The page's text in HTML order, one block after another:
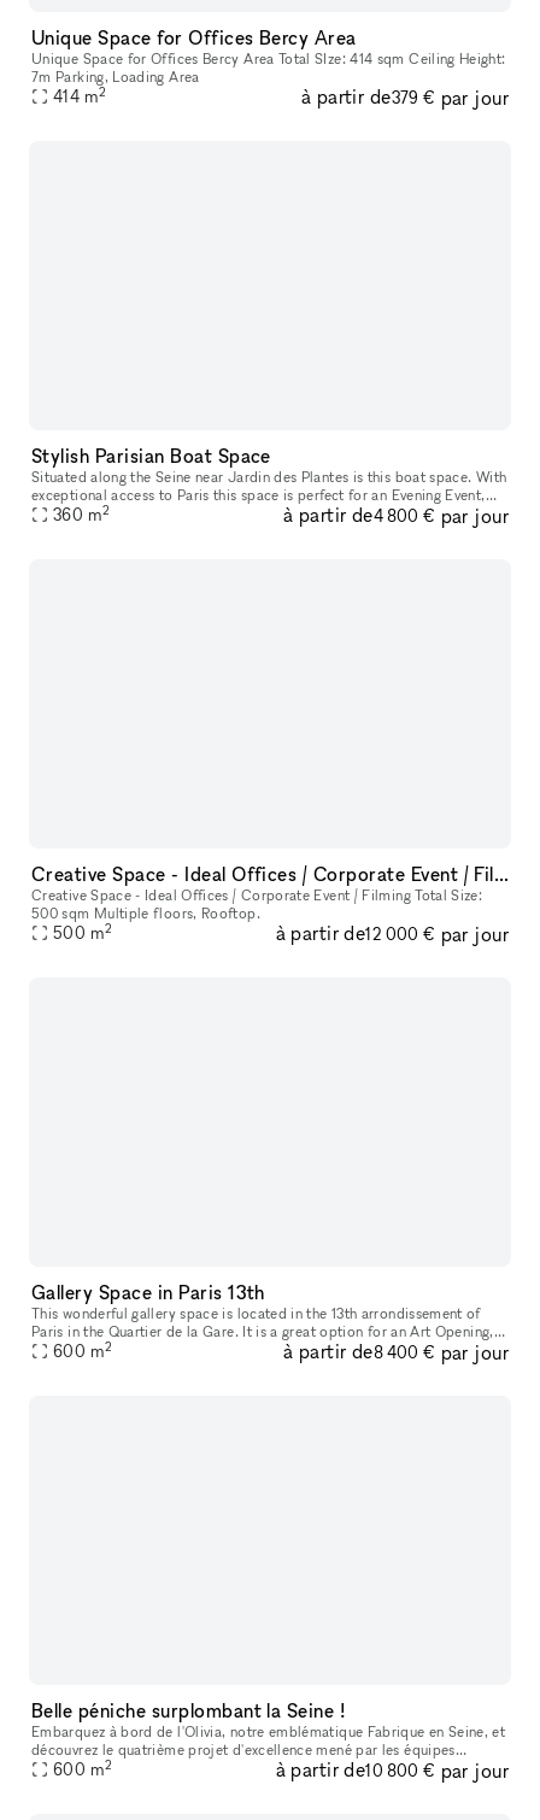
Unique Space for Offices Bercy Area
Unique Space for Offices Bercy Area Total SIze: 414 sqm Ceiling Height:
7m Parking, Loading Area
414 m2 à partir de379 € par jour
Stylish Parisian Boat Space
Situated along the Seine near Jardin des Plantes is this boat space. With
exceptional access to Paris this space is perfect for an Evening Event,
Food Event or Product Launch. Renting this space gi
360 m2 à partir de4 800 € par jour
Creative Space - Ideal Offices / Corporate Event / Filming
Creative Space - Ideal Offices / Corporate Event / Filming Total Size:
500 sqm Multiple floors, Rooftop.
500 m2 à partir de12 000 € par jour
Gallery Space in Paris 13th
This wonderful gallery space is located in the 13th arrondissement of
Paris in the Quartier de la Gare. It is a great option for an Art Opening,
Private Sale or Product Launch. This gallery has a m
600 m2 à partir de8 400 € par jour
Belle péniche surplombant la Seine !
Embarquez à bord de l'Olivia, notre emblématique Fabrique en Seine, et
découvrez le quatrième projet d'excellence mené par les équipes
aguerries de la Fabrique événementielle. Notre savoir-faire et n
600 m2 à partir de10 800 € par jour